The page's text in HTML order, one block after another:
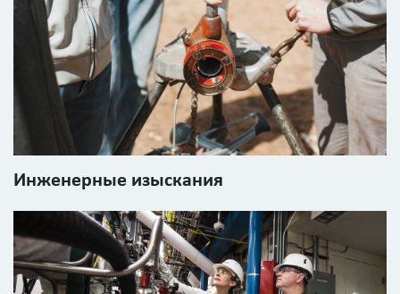
Инженерные изыскания